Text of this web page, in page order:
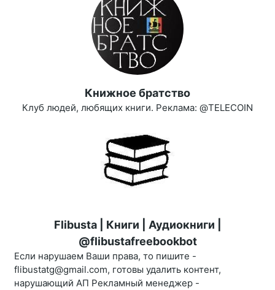
Книжное братство
Клуб людей, любящих книги. Реклама: @TELECOIN
Flibusta | Книги | Аудиокниги |
@flibustafreebookbot
Если нарушаем Ваши права, то пишите -
flibustatg@gmail.com, готовы удалить контент,
нарушающий АП Рекламный менеджер -